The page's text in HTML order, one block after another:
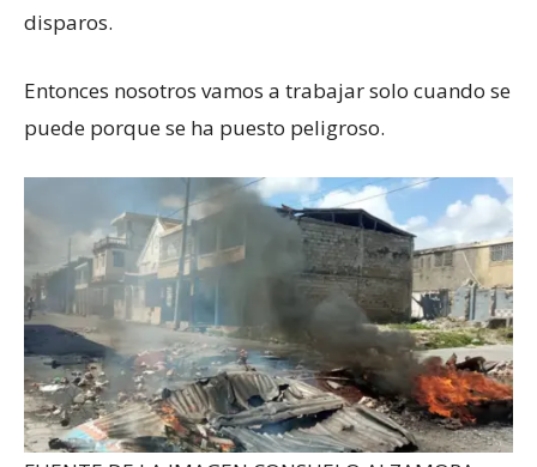
disparos.
Entonces nosotros vamos a trabajar solo cuando se
puede porque se ha puesto peligroso.